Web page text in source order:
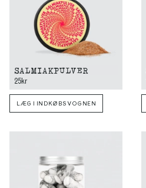
SALMIAKPULVER
25kr
LÆG I INDKØBSVOGNEN